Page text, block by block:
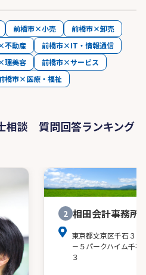
前橋市×小売
前橋市×卸売
不動産
前橋市×IT・情報通信
理美容
前橋市×サービス
橋市×医療・福祉
相談 質問回答ランキング
2 相田会計事務所
東京都文京区千石３－
－５パークハイム千石
３